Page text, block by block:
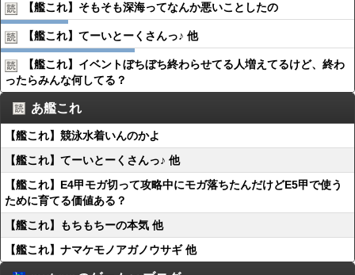
【艦これ】そもそも深海ってなんか悪いことしたの
【艦これ】てーいとーくさんっ♪ 他
【艦これ】イベントぼちぼち終わらせてる人増えてるけど、終わ
ったらみんな何してる？
あ艦これ
【艦これ】競泳水着いんのかよ
【艦これ】てーいとーくさんっ♪ 他
【艦これ】E4甲モガ切って攻略中にモガ落ちたんだけどE5甲で使う
ために育てる価値ある？
【艦これ】もちもちーの本気 他
【艦これ】ナマケモノアガノウサギ 他